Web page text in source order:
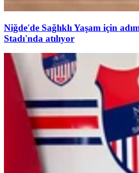
Niğde'de Sağlıklı Yaşam için
Stadı'nda atılıyor